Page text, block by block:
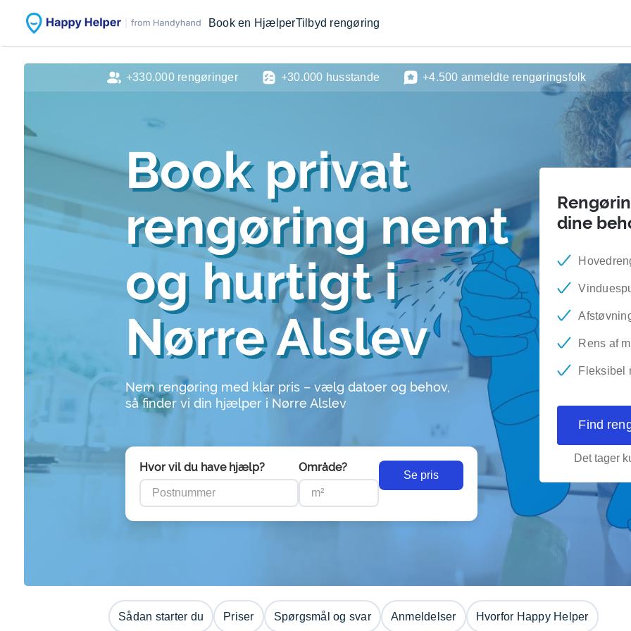
Book en HjælperTilbyd rengøring
Book privat
rengøring nemt
og hurtigt i
Nørre Alslev
Nem rengøring med klar pris – vælg datoer og behov,
så finder vi din hjælper i Nørre Alslev
Hvor vil du have hjælp? Område?
Se pris
dine
Rens af
Fleksibel
Find
Det tager
+330.000 rengøringer +30.000 husstande +4.500 anmeldte rengøringsfolk
Sådan starter du Priser Spørgsmål og svar Anmeldelser Hvorfor Happy Helper